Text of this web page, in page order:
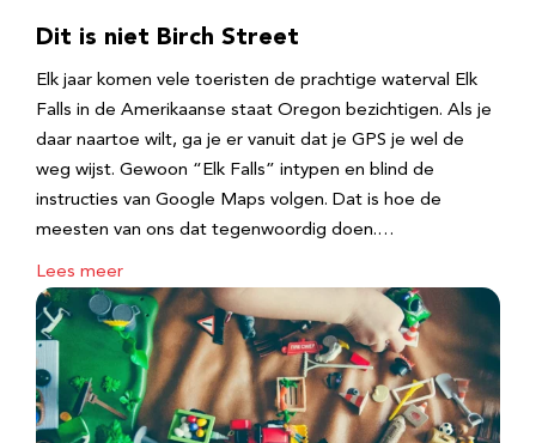
Dit is niet Birch Street
Elk jaar komen vele toeristen de prachtige waterval Elk
Falls in de Amerikaanse staat Oregon bezichtigen. Als je
daar naartoe wilt, ga je er vanuit dat je GPS je wel de
weg wijst. Gewoon “Elk Falls” intypen en blind de
instructies van Google Maps volgen. Dat is hoe de
meesten van ons dat tegenwoordig doen.…
Lees meer